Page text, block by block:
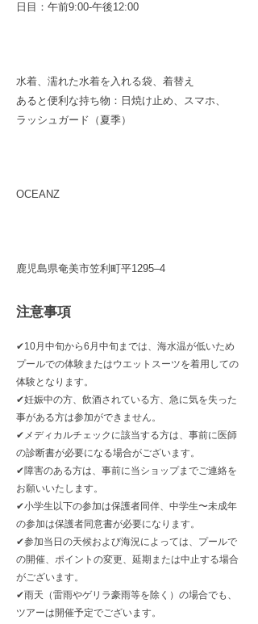
日目：午前9:00-午後12:00
水着、濡れた水着を入れる袋、着替え
あると便利な持ち物：日焼け止め、スマホ、
ラッシュガード（夏季）
OCEANZ
鹿児島県奄美市笠利町平1295–4
注意事項
✔︎10月中旬から6月中旬までは、海水温が低いため
プールでの体験またはウエットスーツを着用しての
体験となります。
✔︎妊娠中の方、飲酒されている方、急に気を失った
事がある方は参加ができません。
✔︎メディカルチェックに該当する方は、事前に医師
の診断書が必要になる場合がございます。
✔︎障害のある方は、事前に当ショップまでご連絡を
お願いいたします。
✔︎小学生以下の参加は保護者同伴、中学生〜未成年
の参加は保護者同意書が必要になります。
✔︎参加当日の天候および海況によっては、プールで
の開催、ポイントの変更、延期または中止する場合
がございます。
✔︎雨天（雷雨やゲリラ豪雨等を除く）の場合でも、
ツアーは開催予定でございます。